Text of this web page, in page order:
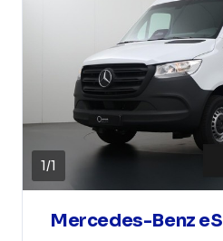
1/1
Mercedes-Benz